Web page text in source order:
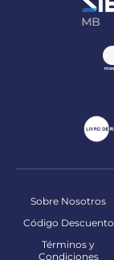
Sobre Nosotros
Código Descuento
Términos y
Condiciones